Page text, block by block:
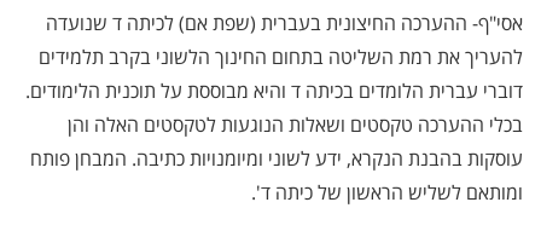
אסי"ף- ההערכה החיצונית בעברית (שפת אם) לכיתה ד שנועדה
להעריך את רמת השליטה בתחום החינוך הלשוני בקרב תלמידים
דוברי עברית הלומדים בכיתה ד והיא מבוססת על תוכנית הלימודים.
בכלי ההערכה טקסטים ושאלות הנוגעות לטקסטים האלה והן
עוסקות בהבנת הנקרא, ידע לשוני ומיומנויות כתיבה. המבחן פותח
ומותאם לשליש הראשון של כיתה ד'.